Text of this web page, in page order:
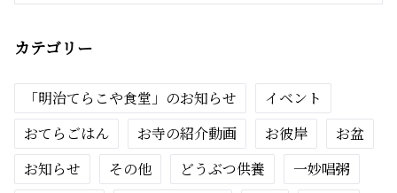
カテゴリー
「明治てらこや食堂」のお知らせ
イベント
おてらごはん
お寺の紹介動画 お彼岸
お盆
お知らせ
その他 どうぶつ供養
一妙唱粥